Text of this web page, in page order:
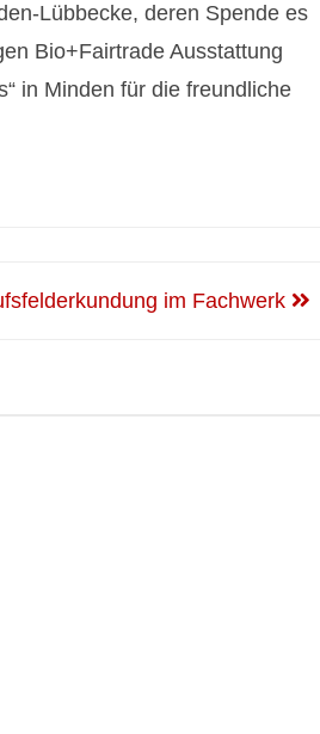
Lübbecke, deren Spende es
Bio+Fairtrade Ausstattung
in Minden für die freundliche
im Fachwerk